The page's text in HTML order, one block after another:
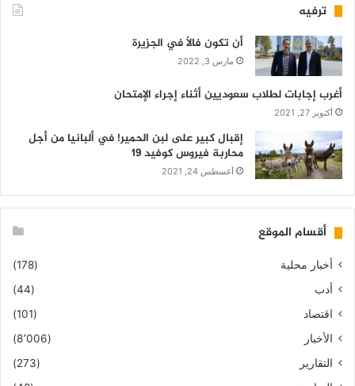
ترفيه
أن تكون فالاً في الجزيرة
مارس 3, 2022
أغرب إجابات لطلاب سعوديين أثناء إجراء الإمتحان
أكتوبر 27, 2021
إقبال كبير على لبن الحمير! في ألبانيا من أجل
محاربة فيروس كوفيد 19
أغسطس 24, 2021
أقسام الموقع
أخبار محلية
(178)
أدب
(44)
اقتصاد
(101)
الأخبار
(8٬006)
التقارير
(273)